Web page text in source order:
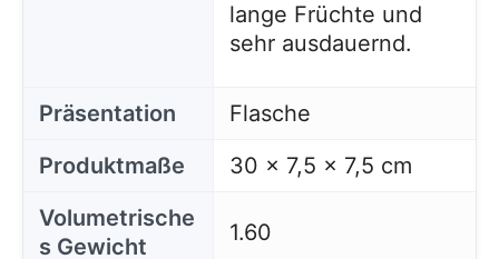
lange Früchte und
sehr ausdauernd.
Präsentation
Flasche
Produktmaße
30 x 7,5 x 7,5 cm
Volumetrische
s Gewicht
1.60